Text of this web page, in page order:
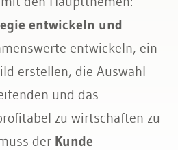
entwickeln und
entwickeln, ein
erstellen, die Auswahl
und das
zu wirtschaften zu
der Kunde